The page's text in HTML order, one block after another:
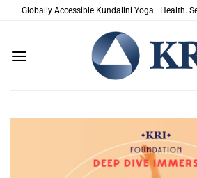
ZumGlobally Accessible Kundalini Yoga | Health.